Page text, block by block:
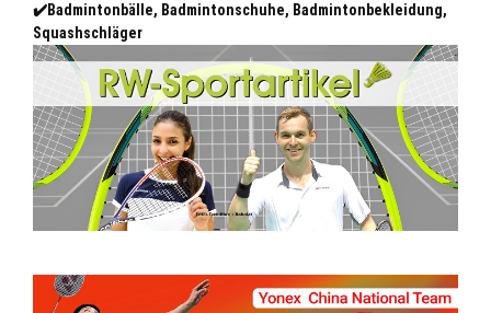
✔️Badmintonbälle, Badmintonschuhe, Badmintonbekleidung,
Squashschläger